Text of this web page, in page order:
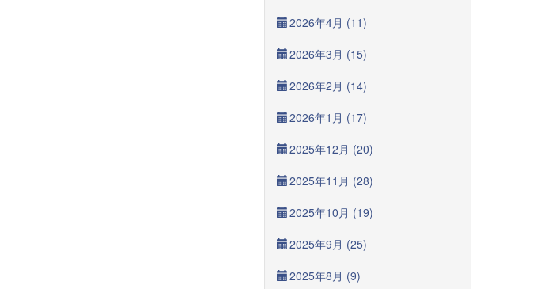
2026年4月 (11)
2026年3月 (15)
2026年2月 (14)
2026年1月 (17)
2025年12月 (20)
2025年11月 (28)
2025年10月 (19)
2025年9月 (25)
2025年8月 (9)